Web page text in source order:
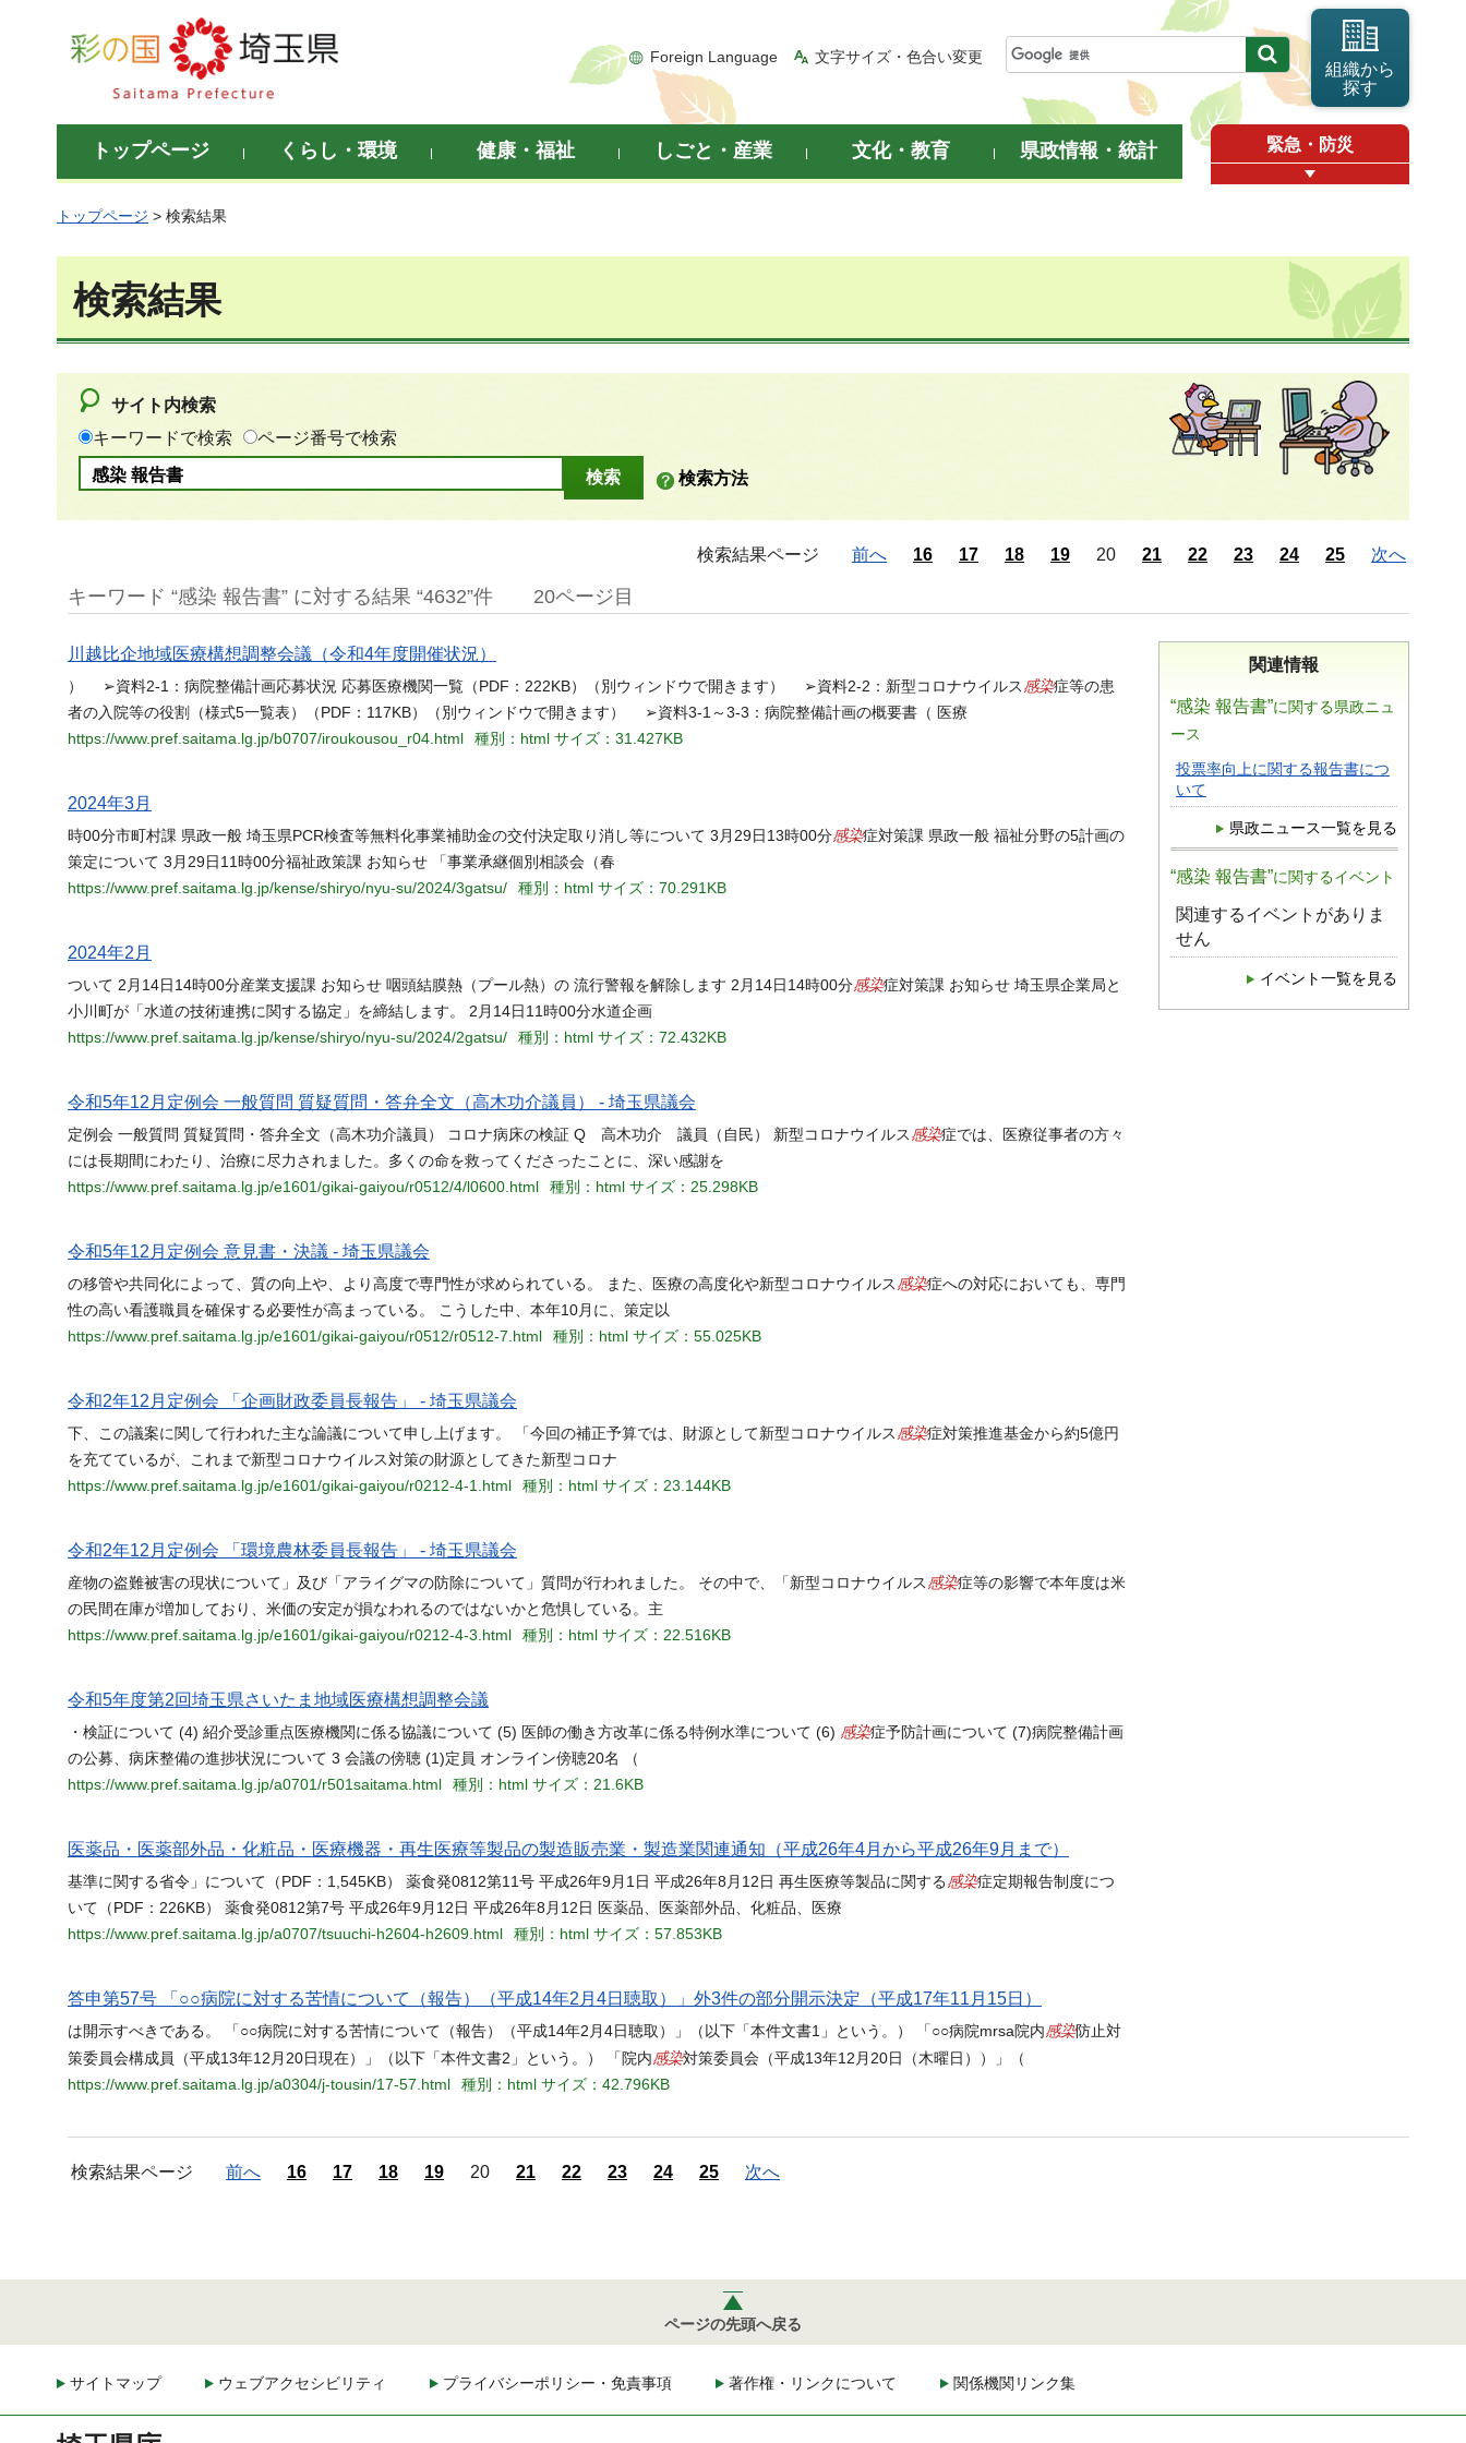
彩の国 埼玉県
Foreign Language 文字サイズ・色合い変更
組織から
探す
トップページ くらし・環境 健康・福祉 しごと・産業 文化・教育 県政情報・統計 緊急・防災
トップページ > 検索結果
検索結果
サイト内検索
キーワードで検索
ページ番号で検索
検索方法
検索結果ページ 前へ 16 17 18 19 20 21 22 23 24 25 次へ
キーワード “感染 報告書” に対する結果 “4632”件 20ページ目
関連情報
“感染 報告書”に関する県政ニュ
ース
投票率向上に関する報告書につ
いて
県政ニュース一覧を見る
“感染 報告書”に関するイベント
関連するイベントがありま
せん
イベント一覧を見る
川越比企地域医療構想調整会議（令和4年度開催状況）
） ➢資料2-1：病院整備計画応募状況 応募医療機関一覧（PDF：222KB）（別ウィンドウで開きます） ➢資料2-2：新型コロナウイルス 感染症等の患
者の入院等の役割（様式5一覧表）（PDF：117KB）（別ウィンドウで開きます） ➢資料3-1～3-3：病院整備計画の概要書（ 医療
https://www.pref.saitama.lg.jp/b0707/iroukousou_r04.html
種別：html サイズ：31.427KB
2024年3月
時00分市町村課 県政一般 埼玉県PCR検査等無料化事業補助金の交付決定取り消し等について 3月29日13時00分感染症対策課 県政一般 福祉分野の5計画の
策定について 3月29日11時00分福祉政策課 お知らせ 「事業承継個別相談会（春
https://www.pref.saitama.lg.jp/kense/shiryo/nyu-su/2024/3gatsu/
種別：html サイズ：70.291KB
2024年2月
ついて 2月14日14時00分産業支援課 お知らせ 咽頭結膜熱（プール熱）の 流行警報を解除します 2月14日14時00分感染症対策課 お知らせ 埼玉県企業局と
小川町が「水道の技術連携に関する協定」を締結します。 2月14日11時00分水道企画
https://www.pref.saitama.lg.jp/kense/shiryo/nyu-su/2024/2gatsu/
種別：html サイズ：72.432KB
令和5年12月定例会 一般質問 質疑質問・答弁全文（高木功介議員） - 埼玉県議会
定例会 一般質問 質疑質問・答弁全文（高木功介議員） コロナ病床の検証 Q 高木功介 議員（自民） 新型コロナウイルス 感染症では、医療従事者の方々
には長期間にわたり、治療に尽力されました。多くの命を救ってくださったことに、深い感謝を
https://www.pref.saitama.lg.jp/e1601/gikai-gaiyou/r0512/4/l0600.html
種別：html サイズ：25.298KB
令和5年12月定例会 意見書・決議 - 埼玉県議会
の移管や共同化によって、質の向上や、より高度で専門性が求められている。 また、医療の高度化や新型コロナウイルス 感染症への対応においても、専門
性の高い看護職員を確保する必要性が高まっている。 こうした中、本年10月に、策定以
https://www.pref.saitama.lg.jp/e1601/gikai-gaiyou/r0512/r0512-7.html
種別：html サイズ：55.025KB
令和2年12月定例会 「企画財政委員長報告」 - 埼玉県議会
下、この議案に関して行われた主な論議について申し上げます。 「今回の補正予算では、財源として新型コロナウイルス 感染症対策推進基金から約5億円
を充てているが、これまで新型コロナウイルス対策の財源としてきた新型コロナ
https://www.pref.saitama.lg.jp/e1601/gikai-gaiyou/r0212-4-1.html
種別：html サイズ：23.144KB
令和2年12月定例会 「環境農林委員長報告」 - 埼玉県議会
産物の盗難被害の現状について」及び「アライグマの防除について」質問が行われました。 その中で、「新型コロナウイルス 感染症等の影響で本年度は米
の民間在庫が増加しており、米価の安定が損なわれるのではないかと危惧している。主
https://www.pref.saitama.lg.jp/e1601/gikai-gaiyou/r0212-4-3.html
種別：html サイズ：22.516KB
令和5年度第2回埼玉県さいたま地域医療構想調整会議
・検証について (4) 紹介受診重点医療機関に係る協議について (5) 医師の働き方改革に係る特例水準について (6) 感染症予防計画について (7)病院整備計画
の公募、病床整備の進捗状況について 3 会議の傍聴 (1)定員 オンライン傍聴20名 （
https://www.pref.saitama.lg.jp/a0701/r501saitama.html
種別：html サイズ：21.6KB
医薬品・医薬部外品・化粧品・医療機器・再生医療等製品の製造販売業・製造業関連通知（平成26年4月から平成26年9月まで）
基準に関する省令」について（PDF：1,545KB） 薬食発0812第11号 平成26年9月1日 平成26年8月12日 再生医療等製品に関する 感染症定期報告制度につ
いて（PDF：226KB） 薬食発0812第7号 平成26年9月12日 平成26年8月12日 医薬品、医薬部外品、化粧品、医療
https://www.pref.saitama.lg.jp/a0707/tsuuchi-h2604-h2609.html
種別：html サイズ：57.853KB
答申第57号 「○○病院に対する苦情について（報告）（平成14年2月4日聴取）」外3件の部分開示決定（平成17年11月15日）
は開示すべきである。 「○○病院に対する苦情について（報告）（平成14年2月4日聴取）」（以下「本件文書1」という。） 「○○病院mrsa院内感染防止対
策委員会構成員（平成13年12月20日現在）」（以下「本件文書2」という。） 「院内感染対策委員会（平成13年12月20日（木曜日））」（
https://www.pref.saitama.lg.jp/a0304/j-tousin/17-57.html
種別：html サイズ：42.796KB
検索結果ページ 前へ 16 17 18 19 20 21 22 23 24 25 次へ
ページの先頭へ戻る
サイトマップ ウェブアクセシビリティ プライバシーポリシー・免責事項 著作権・リンクについて 関係機関リンク集